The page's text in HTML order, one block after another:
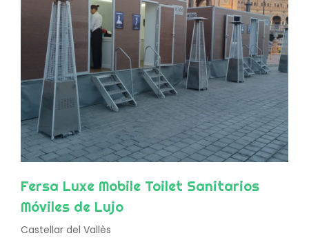
Fersa Luxe Mobile Toilet Sanitarios
Móviles de Lujo
Castellar del Vallès